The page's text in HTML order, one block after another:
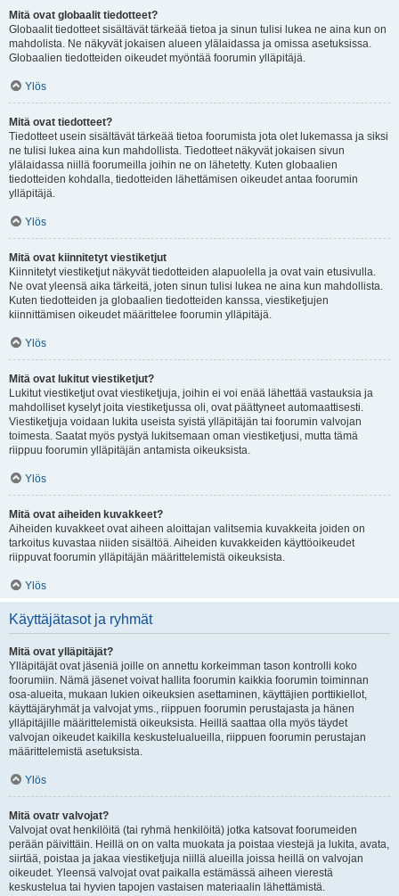
Mitä ovat globaalit tiedotteet?
Globaalit tiedotteet sisältävät tärkeää tietoa ja sinun tulisi lukea ne aina kun on
mahdolista. Ne näkyvät jokaisen alueen ylälaidassa ja omissa asetuksissa.
Globaalien tiedotteiden oikeudet myöntää foorumin ylläpitäjä.
Ylös
Mitä ovat tiedotteet?
Tiedotteet usein sisältävät tärkeää tietoa foorumista jota olet lukemassa ja siksi
ne tulisi lukea aina kun mahdollista. Tiedotteet näkyvät jokaisen sivun
ylälaidassa niillä foorumeilla joihin ne on lähetetty. Kuten globaalien
tiedotteiden kohdalla, tiedotteiden lähettämisen oikeudet antaa foorumin
ylläpitäjä.
Ylös
Mitä ovat kiinnitetyt viestiketjut
Kiinnitetyt viestiketjut näkyvät tiedotteiden alapuolella ja ovat vain etusivulla.
Ne ovat yleensä aika tärkeitä, joten sinun tulisi lukea ne aina kun mahdollista.
Kuten tiedotteiden ja globaalien tiedotteiden kanssa, viestiketjujen
kiinnittämisen oikeudet määrittelee foorumin ylläpitäjä.
Ylös
Mitä ovat lukitut viestiketjut?
Lukitut viestiketjut ovat viestiketjuja, joihin ei voi enää lähettää vastauksia ja
mahdolliset kyselyt joita viestiketjussa oli, ovat päättyneet automaattisesti.
Viestiketjuja voidaan lukita useista syistä ylläpitäjän tai foorumin valvojan
toimesta. Saatat myös pystyä lukitsemaan oman viestiketjusi, mutta tämä
riippuu foorumin ylläpitäjän antamista oikeuksista.
Ylös
Mitä ovat aiheiden kuvakkeet?
Aiheiden kuvakkeet ovat aiheen aloittajan valitsemia kuvakkeita joiden on
tarkoitus kuvastaa niiden sisältöä. Aiheiden kuvakkeiden käyttöoikeudet
riippuvat foorumin ylläpitäjän määrittelemistä oikeuksista.
Ylös
Käyttäjätasot ja ryhmät
Mitä ovat ylläpitäjät?
Ylläpitäjät ovat jäseniä joille on annettu korkeimman tason kontrolli koko
foorumiin. Nämä jäsenet voivat hallita foorumin kaikkia foorumin toiminnan
osa-alueita, mukaan lukien oikeuksien asettaminen, käyttäjien porttikiellot,
käyttäjäryhmät ja valvojat yms., riippuen foorumin perustajasta ja hänen
ylläpitäjille määrittelemistä oikeuksista. Heillä saattaa olla myös täydet
valvojan oikeudet kaikilla keskustelualueilla, riippuen foorumin perustajan
määrittelemistä asetuksista.
Ylös
Mitä ovatr valvojat?
Valvojat ovat henkilöitä (tai ryhmä henkilöitä) jotka katsovat foorumeiden
perään päivittäin. Heillä on on valta muokata ja poistaa viestejä ja lukita, avata,
siirtää, poistaa ja jakaa viestiketjuja niillä alueilla joissa heillä on valvojan
oikeudet. Yleensä valvojat ovat paikalla estämässä aiheen vierestä
keskustelua tai hyvien tapojen vastaisen materiaalin lähettämistä.